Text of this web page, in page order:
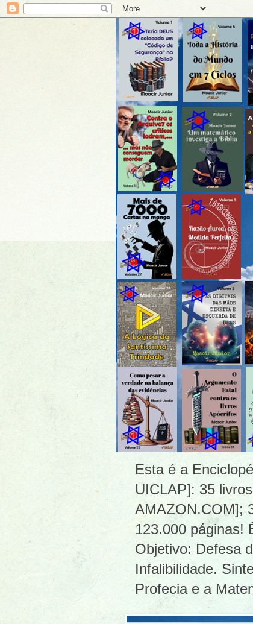
Esta é a
UICLAP]: 35
AMAZON.COM];
123.000 páginas!
Objetivo: Defesa
Infalibilidade.
Profecia e a